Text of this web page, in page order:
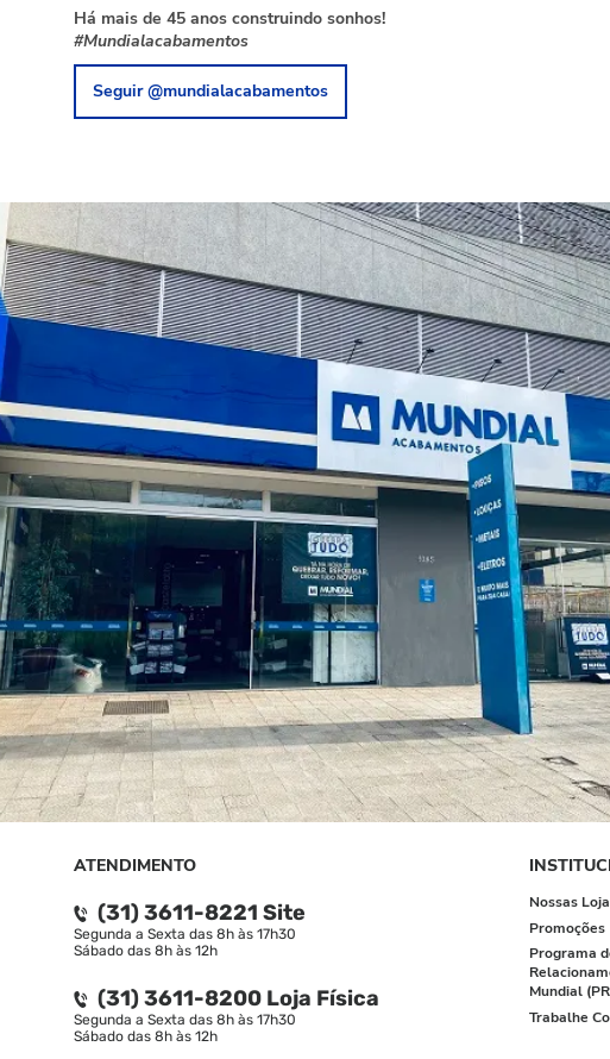
Há mais de 45 anos construindo sonhos!
#Mundialacabamentos
Seguir @mundialacabamentos
ATENDIMENTO
(31) 3611-8221 Site
Segunda a Sexta das 8h às 17h30
Sábado das 8h às 12h
(31) 3611-8200 Loja Física
Segunda a Sexta das 8h às 17h30
Sábado das 8h às 12h
Nossas
Promoções
Programa
Mundial
Trabalhe